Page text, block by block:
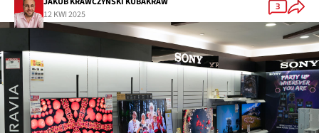
12 KWI 2025
3